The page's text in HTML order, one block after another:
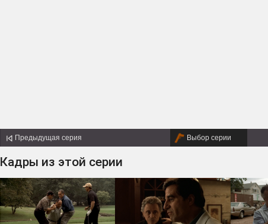
Предыдущая серия Выбор серии
Кадры из этой серии